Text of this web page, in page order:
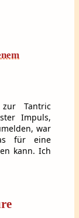
Tantric
Impuls,
war
für eine
kann. Ich